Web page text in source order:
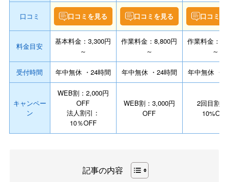
口コミ 口コミを見る 口コミを見る 口コミ
料金目安
基本料金：3,300円
～
作業料金：8,800円
～
作業料金：
～
受付時間 年中無休 ・24時間 年中無休 ・24時間 年中無休 ・
キャンペー
ン
WEB割：2,000円
OFF
法人割引：
10％OFF
WEB割：3,000円
OFF
2回目割
10%OFF
記事の内容